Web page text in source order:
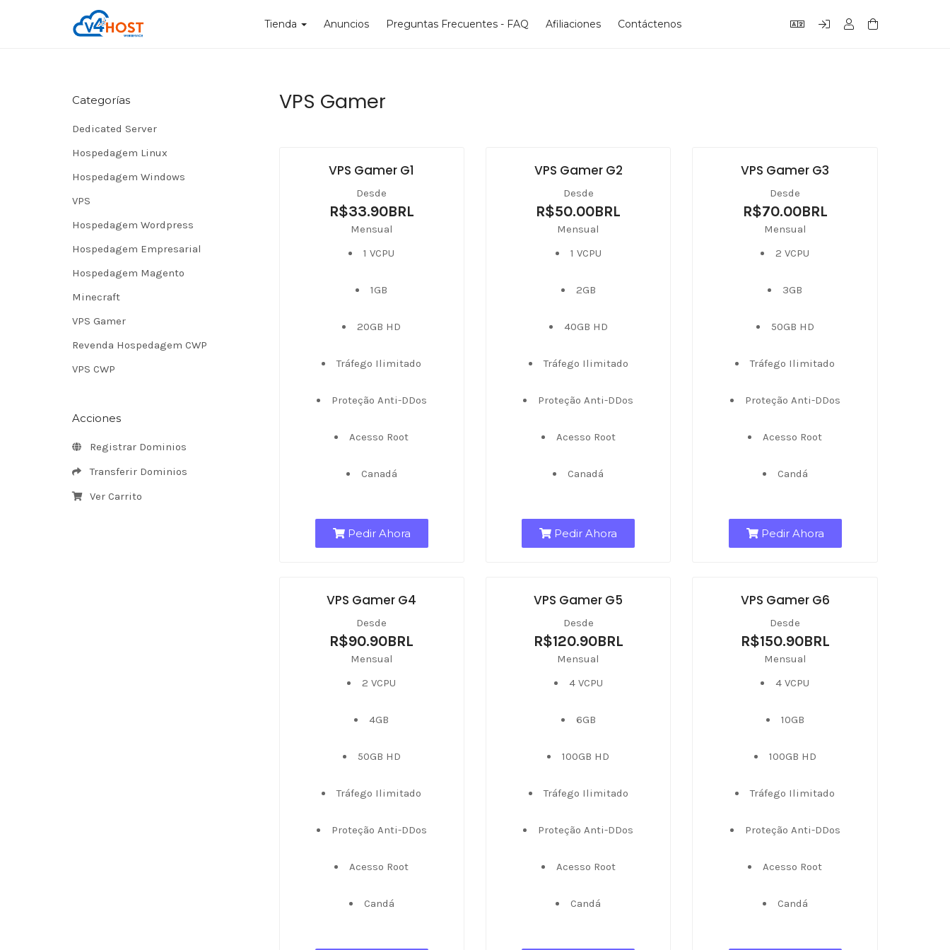
Tienda Anuncios Preguntas Frecuentes - FAQ Afiliaciones Contáctenos
VPS Gamer
Categorías
Dedicated Server
Hospedagem Linux
Hospedagem Windows
VPS
Hospedagem Wordpress
Hospedagem Empresarial
Hospedagem Magento
Minecraft
VPS Gamer
Revenda Hospedagem CWP
VPS CWP
Acciones
Registrar Dominios
Transferir Dominios
Ver Carrito
VPS Gamer G1
Desde
R$33.90BRL
Mensual
1 VCPU
1GB
20GB HD
Tráfego Ilimitado
Proteção Anti-DDos
Acesso Root
Canadá
Pedir Ahora
VPS Gamer G2
Desde
R$50.00BRL
Mensual
1 VCPU
2GB
40GB HD
Tráfego Ilimitado
Proteção Anti-DDos
Acesso Root
Canadá
Pedir Ahora
VPS Gamer G3
Desde
R$70.00BRL
Mensual
2 VCPU
3GB
50GB HD
Tráfego Ilimitado
Proteção Anti-DDos
Acesso Root
Candá
Pedir Ahora
VPS Gamer G4
Desde
R$90.90BRL
Mensual
2 VCPU
4GB
50GB HD
Tráfego Ilimitado
Proteção Anti-DDos
Acesso Root
Candá
VPS Gamer G5
Desde
R$120.90BRL
Mensual
4 VCPU
6GB
100GB HD
Tráfego Ilimitado
Proteção Anti-DDos
Acesso Root
Candá
VPS Gamer G6
Desde
R$150.90BRL
Mensual
4 VCPU
10GB
100GB HD
Tráfego Ilimitado
Proteção Anti-DDos
Acesso Root
Candá